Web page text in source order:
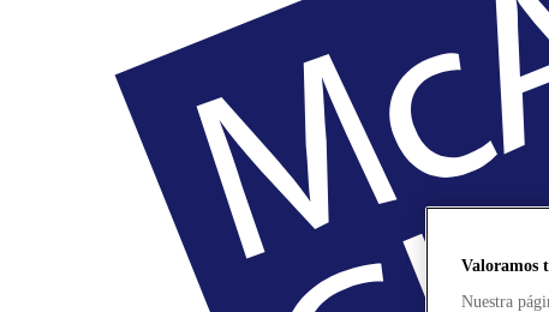
Valoramos
Nuestra